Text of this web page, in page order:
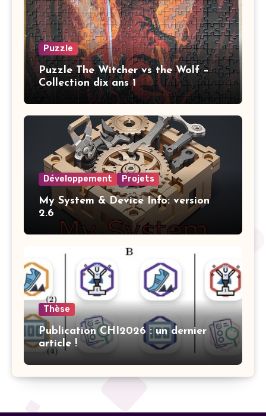
Puzzle
Puzzle The Witcher vs the Wolf –
Collection dix ans 1
Développement Projets
My System & Device Info: version
2.6
Thèse
Publication CHI2026 : un dernier
article !